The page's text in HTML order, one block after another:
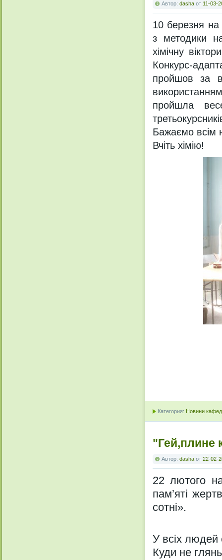
Автор: dasha от 11-03-
10 березня на
з методики
хiмiчну
Конкурс-
пройшов за
пройшла
Бажаємо всiм
Вчiть хiмiю!
Категория: Новини
"Гей,плине
Автор: dasha от 22-02-
22 лютого
пам’яті
сотні».
У всіх людей
Куди не